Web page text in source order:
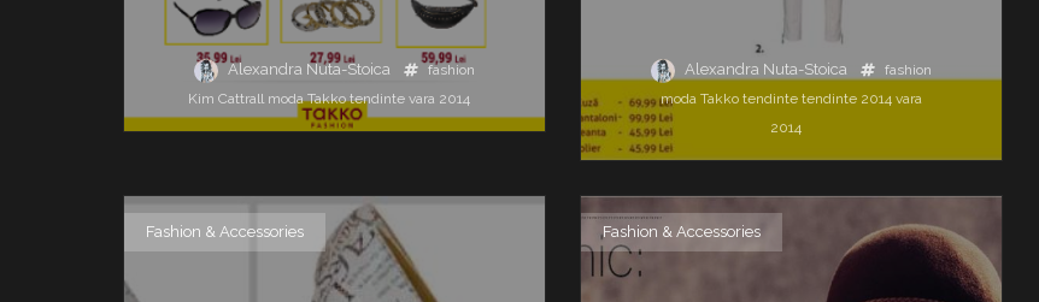
Alexandra Nuta-Stoica
fashion
Kim Cattrall moda Takko tendinte vara 2014
Alexandra Nuta-Stoica
fashion
moda Takko tendinte tendinte 2014 vara
2014
Fashion & Accessories Fashion & Accessories